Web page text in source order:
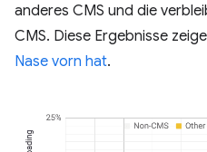
anderes CMS und die
CMS. Diese Ergebnisse
Nase vorn hat.